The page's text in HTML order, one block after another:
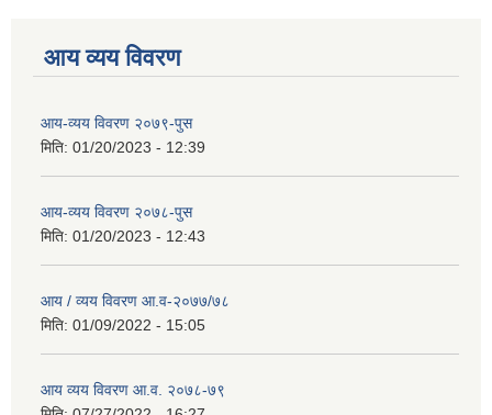
आय व्यय विवरण
आय-व्यय विवरण २०७९-पुस
मिति: 01/20/2023 - 12:39
आय-व्यय विवरण २०७८-पुस
मिति: 01/20/2023 - 12:43
आय / व्यय विवरण आ.व-२०७७/७८
मिति: 01/09/2022 - 15:05
आय व्यय विवरण आ.व. २०७८-७९